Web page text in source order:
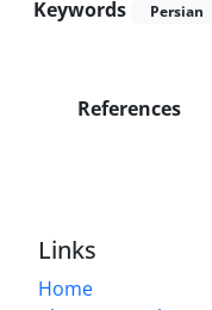
Keywords Persian
References
Links
Home